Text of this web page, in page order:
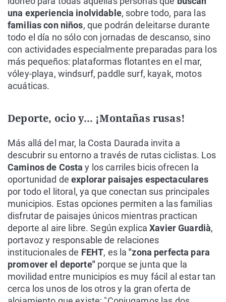
una experiencia inolvidable, sobre todo, para las
familias con niños, que podrán deleitarse durante
todo el día no sólo con jornadas de descanso, sino
con actividades especialmente preparadas para los
más pequeños: plataformas flotantes en el mar,
vóley-playa, windsurf, paddle surf, kayak, motos
acuáticas.
Deporte, ocio y... ¡Montañas rusas!
Más allá del mar, la Costa Daurada invita a
descubrir su entorno a través de rutas ciclistas. Los
Caminos de Costay los carriles bicis ofrecen la
oportunidad deexplorar paisajes espectaculares
por todo el litoral, ya que conectan sus principales
municipios. Estas opciones permiten a las familias
disfrutar de paisajes únicos mientras practican
deporte al aire libre. Según explicaXavier Guardià,
portavoz y responsable de relaciones
institucionales de FEHT, es la"zona perfecta para
promover el deporte"porque se junta que la
movilidad entre municipios es muy fácil al estar tan
cerca los unos de los otros y la gran oferta de